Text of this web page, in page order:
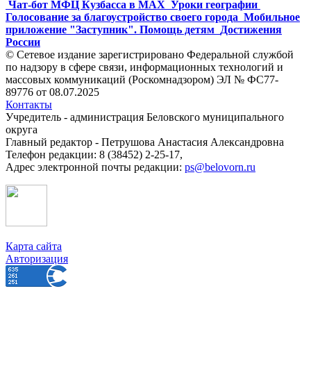
Чат-бот МФЦ Кузбасса в MAX Уроки географии
Голосование за благоустройство своего города Мобильное
приложение "Заступник". Помощь детям Достижения
России
© Сетевое издание зарегистрировано Федеральной службой
по надзору в сфере связи, информационных технологий и
массовых коммуникаций (Роскомнадзором) ЭЛ № ФС77-
89776 от 08.07.2025
Контакты
Учредитель - администрация Беловского муниципального
округа
Главный редактор - Петрушова Анастасия Александровна
Телефон редакции: 8 (38452) 2-25-17,
Адрес электронной почты редакции: ps@belovorn.ru
Карта сайта
Авторизация